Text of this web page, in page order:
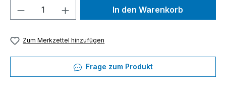
Produkt Anzahl: Gib denIn den Warenkorb
Zum Merkzettel hinzufügen
Frage zum Produkt